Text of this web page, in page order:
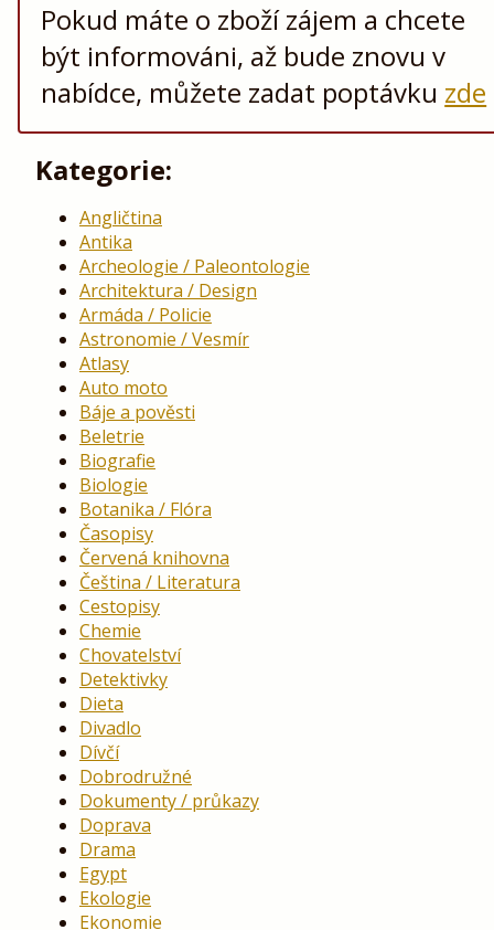
Pokud máte o zboží zájem a chcete
být informováni, až bude znovu v
nabídce, můžete zadat poptávku zde
Kategorie:
Angličtina
Antika
Archeologie / Paleontologie
Architektura / Design
Armáda / Policie
Astronomie / Vesmír
Atlasy
Auto moto
Báje a pověsti
Beletrie
Biografie
Biologie
Botanika / Flóra
Časopisy
Červená knihovna
Čeština / Literatura
Cestopisy
Chemie
Chovatelství
Detektivky
Dieta
Divadlo
Dívčí
Dobrodružné
Dokumenty / průkazy
Doprava
Drama
Egypt
Ekologie
Ekonomie